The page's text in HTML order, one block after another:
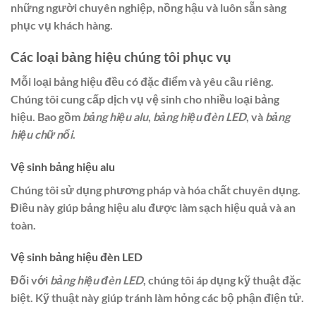
những người chuyên nghiệp, nồng hậu và luôn sẵn sàng
phục vụ khách hàng.
Các loại bảng hiệu chúng tôi phục vụ
Mỗi loại bảng hiệu đều có đặc điểm và yêu cầu riêng.
Chúng tôi cung cấp dịch vụ vệ sinh cho nhiều loại bảng
hiệu. Bao gồm bảng hiệu alu, bảng hiệu đèn LED, và bảng
hiệu chữ nổi.
Vệ sinh bảng hiệu alu
Chúng tôi sử dụng phương pháp và hóa chất chuyên dụng.
Điều này giúp bảng hiệu alu được làm sạch hiệu quả và an
toàn.
Vệ sinh bảng hiệu đèn LED
Đối với bảng hiệu đèn LED, chúng tôi áp dụng kỹ thuật đặc
biệt. Kỹ thuật này giúp tránh làm hỏng các bộ phận điện tử.